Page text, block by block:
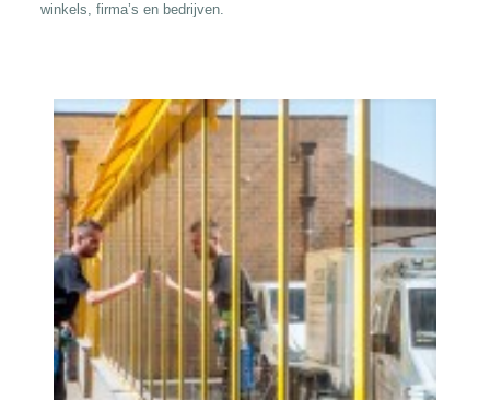
winkels, firma’s en bedrijven.